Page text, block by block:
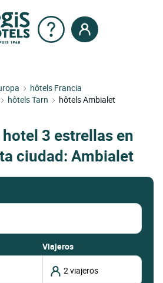
hôtels Francia
hôtels Tarn hôtels Ambialet
3 estrellas en
ciudad: Ambialet
Viajeros